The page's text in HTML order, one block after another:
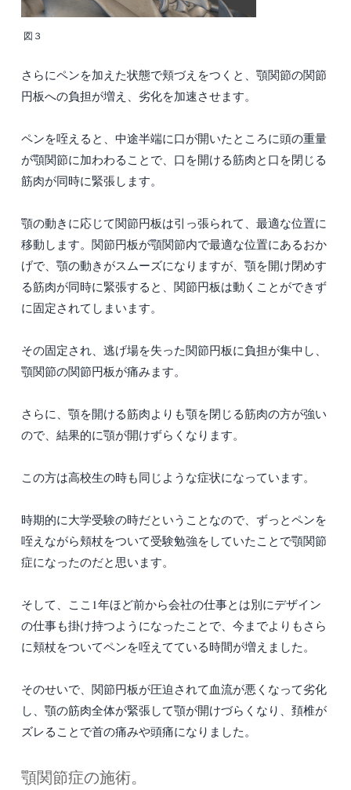
図３
さらにペンを加えた状態で頬づえをつくと、顎関節の関節
円板への負担が増え、劣化を加速させます。
ペンを咥えると、中途半端に口が開いたところに頭の重量
が顎関節に加わわることで、口を開ける筋肉と口を閉じる
筋肉が同時に緊張します。
顎の動きに応じて関節円板は引っ張られて、最適な位置に
移動します。関節円板が顎関節内で最適な位置にあるおか
げで、顎の動きがスムーズになりますが、顎を開け閉めす
る筋肉が同時に緊張すると、関節円板は動くことができず
に固定されてしまいます。
その固定され、逃げ場を失った関節円板に負担が集中し、
顎関節の関節円板が痛みます。
さらに、顎を開ける筋肉よりも顎を閉じる筋肉の方が強い
ので、結果的に顎が開けずらくなります。
この方は高校生の時も同じような症状になっています。
時期的に大学受験の時だということなので、ずっとペンを
咥えながら頬杖をついて受験勉強をしていたことで顎関節
症になったのだと思います。
そして、ここ1年ほど前から会社の仕事とは別にデザイン
の仕事も掛け持つようになったことで、今までよりもさら
に頬杖をついてペンを咥えてている時間が増えました。
そのせいで、関節円板が圧迫されて血流が悪くなって劣化
し、顎の筋肉全体が緊張して顎が開けづらくなり、頚椎が
ズレることで首の痛みや頭痛になりました。
顎関節症の施術。